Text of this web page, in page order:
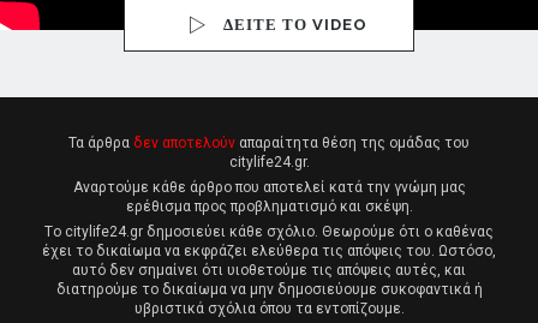
ΔΕΙΤΕ ΤΟ VIDEO
Τα άρθρα δεν αποτελούν απαραίτητα θέση της ομάδας του
citylife24.gr.
Αναρτούμε κάθε άρθρο που αποτελεί κατά την γνώμη μας
ερέθισμα προς προβληματισμό και σκέψη.
Tο citylife24.gr δημοσιεύει κάθε σχόλιο. Θεωρούμε ότι ο καθένας
έχει το δικαίωμα να εκφράζει ελεύθερα τις απόψεις του. Ωστόσο,
αυτό δεν σημαίνει ότι υιοθετούμε τις απόψεις αυτές, και
διατηρούμε το δικαίωμα να μην δημοσιεύουμε συκοφαντικά ή
υβριστικά σχόλια όπου τα εντοπίζουμε.